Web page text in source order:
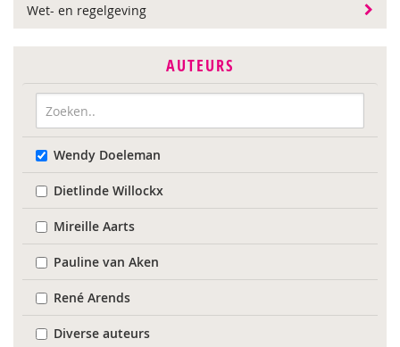
Wet- en regelgeving
AUTEURS
Wendy Doeleman
Dietlinde Willockx
Mireille Aarts
Pauline van Aken
René Arends
Diverse auteurs